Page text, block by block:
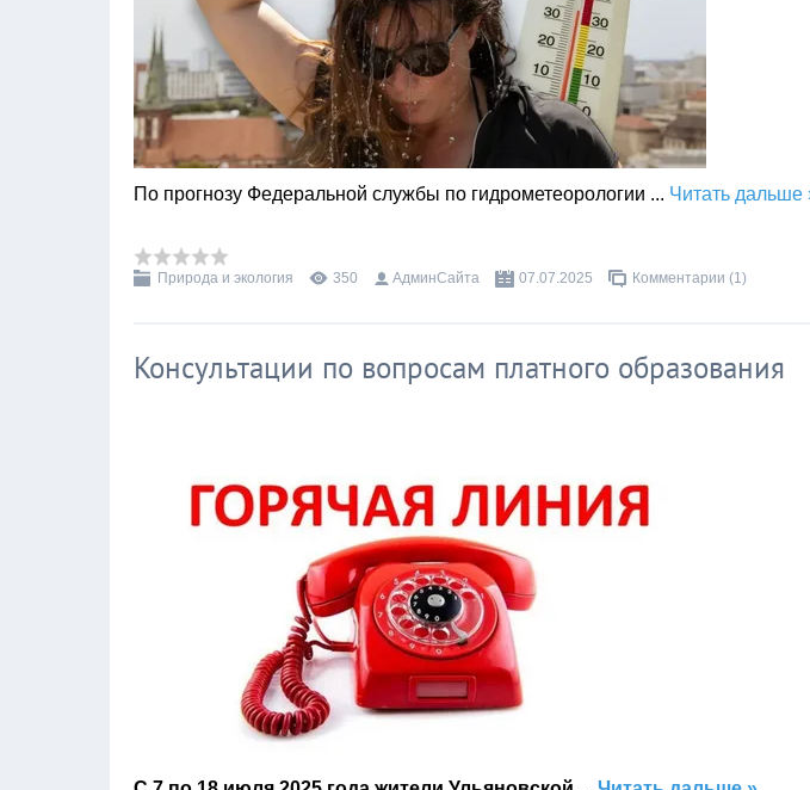
По прогнозу Федеральной службы по гидрометеорологии ... Читать дальше
Природа и экология 350 АдминСайта 07.07.2025 Комментарии (1)
Консультации по вопросам платного образования